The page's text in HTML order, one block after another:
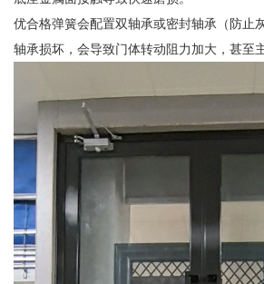
优合格弹簧会配置双轴承或密封轴承（防止
轴承损坏，会导致门体转动阻力加大，甚至